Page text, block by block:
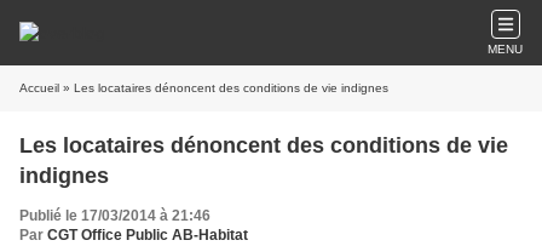
MENU
Accueil » Les locataires dénoncent des conditions de vie indignes
Les locataires dénoncent des conditions de vie
indignes
Publié le 17/03/2014 à 21:46
Par CGT Office Public AB-Habitat